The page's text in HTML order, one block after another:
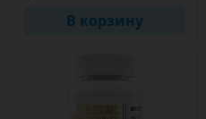
В корзину